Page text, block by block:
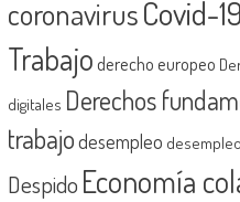
coronavirusCovid-19
Trabajoderecho europeo
digitales Derechos
trabajodesempleo
Despido Economía